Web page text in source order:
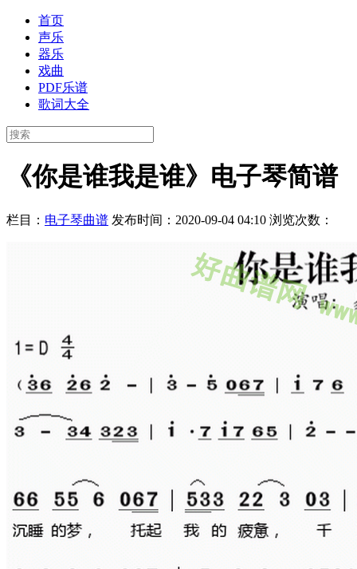
首页
声乐
器乐
戏曲
PDF乐谱
歌词大全
《你是谁我是谁》电子琴简谱
栏目： 电子琴曲谱 发布时间：2020-09-04 04:10 浏览次数：